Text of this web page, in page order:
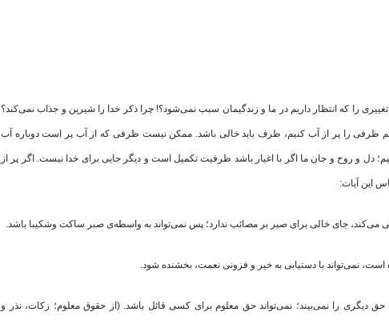
را که انتظار داریم در ما و زندگیمان سبب نمی‌شود؟! چرا ذکر خدا را شیرین و جذاب نمی‌کند؟
ظرفی را پر از آب کنیم، ظرف باید خالی باشد. ممکن نیست ظرفی که از آب پر است دوباره آب
و روح و جان ما اگر با اغیار باشد ظرفیت تکمیل است و دیگر جایی برای خدا نیست. اگر پر از
این آیات‌:
را نمی‌بیند؛ نمی‌تواند حق معلوم برای کسی قائل باشد. (از حقوق معلوم؛ زکات، نذر و